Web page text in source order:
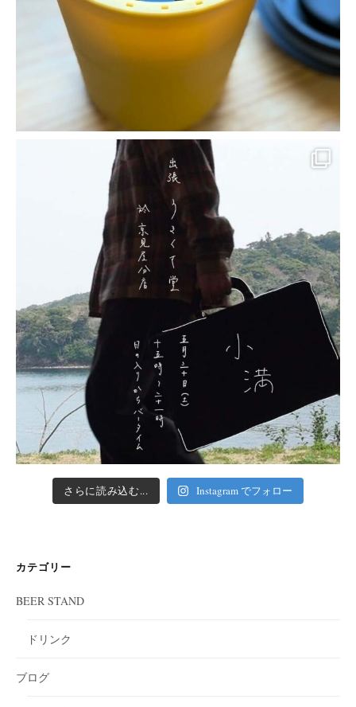
さらに読み込む... Instagram でフォロー
カテゴリー
BEER STAND
ドリンク
ブログ